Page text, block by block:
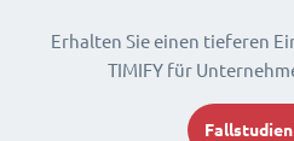
Erhalten Sie einen tieferen
TIMIFY für